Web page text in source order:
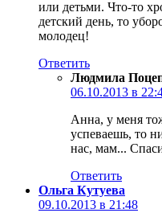
или детьми. Что-то
детский день, то
молодец!
Ответить
Людмила
06.10.2013 в
Анна, у меня
успеваешь, то
нас, мам...
Ответить
Ольга Кутуева
09.10.2013 в 21:48